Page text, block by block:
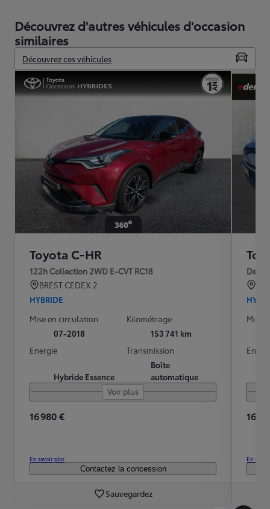
Découvrez d'autres véhicules d'occasion
similaires
Découvrez ces véhicules
Toyota C-HR
122h Collection 2WD E-CVT RC18
BREST CEDEX 2
HYBRIDE
Mise en circulation
07-2018
Kilométrage
153 741 km
Energie
Hybride Essence
Transmission
Boîte
automatique
Voir plus
16 980 €
En savoir plus
Contactez la concession
Sauvegardez
Mise
16
En